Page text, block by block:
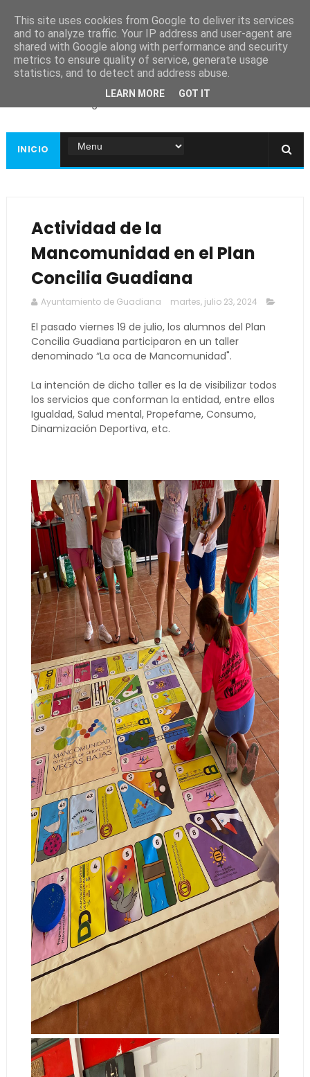
Ayuntamiento de
Guadiana
INICIO
Actividad de la
Mancomunidad en el Plan
Concilia Guadiana
Ayuntamiento de Guadiana martes, julio 23, 2024
El pasado viernes 19 de julio, los alumnos del Plan
Concilia Guadiana participaron en un taller
denominado “La oca de Mancomunidad".
La intención de dicho taller es la de visibilizar todos
los servicios que conforman la entidad, entre ellos
Igualdad, Salud mental, Propefame, Consumo,
Dinamización Deportiva, etc.
This site uses cookies from Google to deliver its services
and to analyze traffic. Your IP address and user-agent are
shared with Google along with performance and security
metrics to ensure quality of service, generate usage
statistics, and to detect and address abuse.
LEARN MORE GOT IT